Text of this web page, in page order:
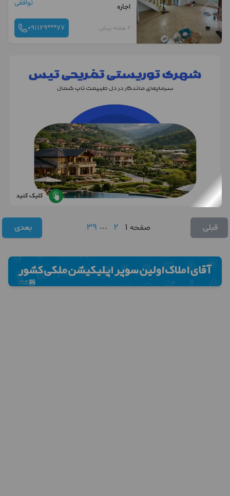
اجاره
توافقی
2 هفته پیش 091129***77
کلیک کنید
قبلی صفحه 1
2
...
39 بعدی